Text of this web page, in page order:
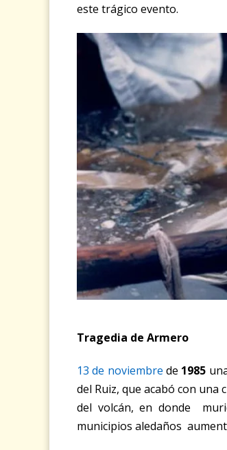
este trágico evento.
Tragedia de Armero
13 de noviembre de 1985
del Ruiz, que acabó con una
del volcán, en donde
municipios aledaños